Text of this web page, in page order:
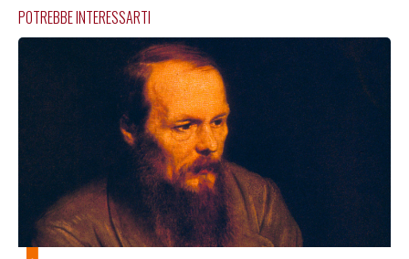
POTREBBE INTERESSARTI